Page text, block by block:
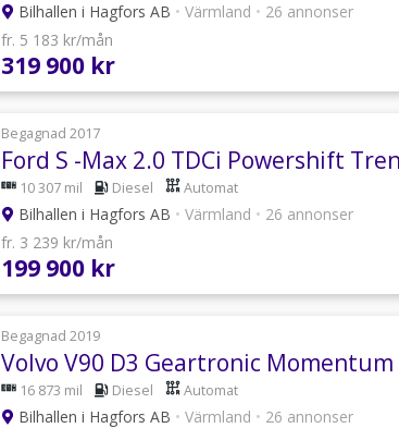
Bilhallen i Hagfors AB • Värmland • 26 annonser
fr. 5 183 kr/mån
319 900 kr
Begagnad 2017
Ford S -Max 2.0 TDCi Powershift
10 307 mil Diesel Automat
Bilhallen i Hagfors AB • Värmland • 26 annonser
fr. 3 239 kr/mån
199 900 kr
Begagnad 2019
Volvo V90 D3 Geartronic
16 873 mil Diesel Automat
Bilhallen i Hagfors AB • Värmland • 26 annonser